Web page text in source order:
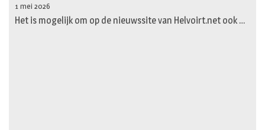
1 mei 2026
Het is mogelijk om op de nieuwssite van Helvoirt.net ook …